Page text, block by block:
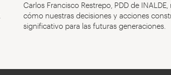
Carlos Francisco Restrepo, PDD de
cómo nuestras decisiones y acciones
significativo para las futuras generaciones.